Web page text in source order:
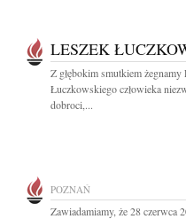
LESZEK
Z głębokim smutkiem żegnamy
Łuczkowskiego człowieka
dobroci,...
POZNAŃ
Zawiadamiamy, że 28 czerwca